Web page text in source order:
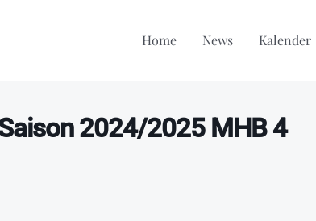
Home News Kalender
2024/2025 MHB 4